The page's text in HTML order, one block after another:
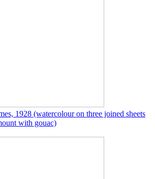
1928 (watercolour on three joined sheets
with gouac)